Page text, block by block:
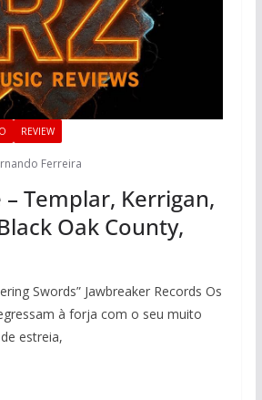
REVIEW
Ferreira
– Templar, Kerrigan,
Oak County,
Swords” Jawbreaker Records Os
à forja com o seu muito
estreia,